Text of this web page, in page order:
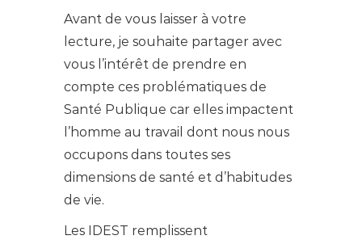
Avant de vous laisser à votre
lecture, je souhaite partager avec
vous l’intérêt de prendre en
compte ces problématiques de
Santé Publique car elles impactent
l’homme au travail dont nous nous
occupons dans toutes ses
dimensions de santé et d’habitudes
de vie.
Les IDEST remplissent